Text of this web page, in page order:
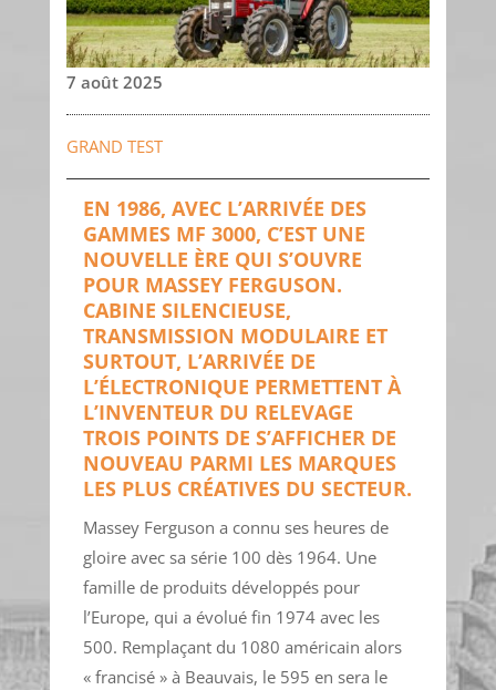
7 août 2025
GRAND TEST
EN 1986, AVEC L’ARRIVÉE DES
GAMMES MF 3000, C’EST UNE
NOUVELLE ÈRE QUI S’OUVRE
POUR MASSEY FERGUSON.
CABINE SILENCIEUSE,
TRANSMISSION MODULAIRE ET
SURTOUT, L’ARRIVÉE DE
L’ÉLECTRONIQUE PERMETTENT À
L’INVENTEUR DU RELEVAGE
TROIS POINTS DE S’AFFICHER DE
NOUVEAU PARMI LES MARQUES
LES PLUS CRÉATIVES DU SECTEUR.
Massey Ferguson a connu ses heures de
gloire avec sa série 100 dès 1964. Une
famille de produits développés pour
l’Europe, qui a évolué fin 1974 avec les
500. Remplaçant du 1080 américain alors
« francisé » à Beauvais, le 595 en sera le